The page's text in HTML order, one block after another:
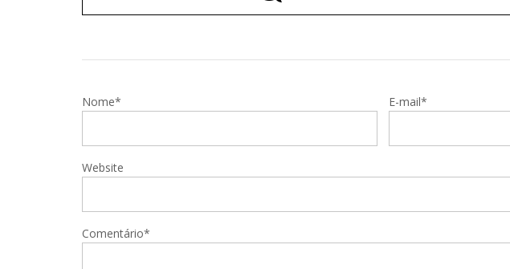
Nome* E-mail*
Website
Comentário*